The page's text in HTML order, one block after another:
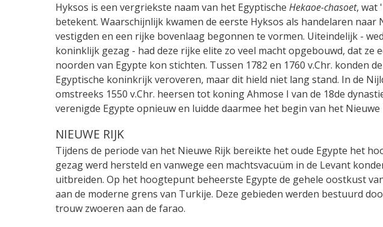
Hyksos is een vergriekste naam van het Egyptische Hekaoe-chasoet, wat
betekent. Waarschijnlijk kwamen de eerste Hyksos als handelaren naar
vestigden en een rijke bovenlaag begonnen te vormen. Uiteindelijk -
koninklijk gezag - had deze rijke elite zo veel macht opgebouwd, dat
noorden van Egypte kon stichten. Tussen 1782 en 1760 v.Chr. konden
Egyptische koninkrijk veroveren, maar dit hield niet lang stand. In de
omstreeks 1550 v.Chr. heersen tot koning Ahmose I van de 18de
verenigde Egypte opnieuw en luidde daarmee het begin van het Nieuwe
NIEUWE RIJK
Tijdens de periode van het Nieuwe Rijk bereikte het oude Egypte het
gezag werd hersteld en vanwege een machtsvacuüm in de Levant
uitbreiden. Op het hoogtepunt beheerste Egypte de gehele oostkust
aan de moderne grens van Turkije. Deze gebieden werden bestuurd
trouw zwoeren aan de farao.